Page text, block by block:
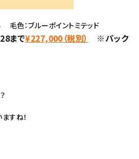
：ブルーポイントミテッド
まで¥227,000（税別）
※パック
すね！